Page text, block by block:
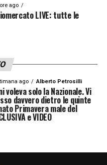
ago
LIVE: tutte le
ago Alberto Petrosilli
voleva solo la Nazionale. Vi
davvero dietro le quinte
Primavera male del
e VIDEO